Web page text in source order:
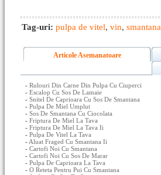
Tag-uri: pulpa de vitel, vin, smantana
Articole Asemanatoare
- Rulouri Din Carne Din Pulpa Cu Ciuperci
- Escalop Cu Sos De Lamaie
- Snitel De Caprioara Cu Sos De Smantana
- Pulpa De Miel Umplut
- Sos De Smantana Cu Ciocolata
- Friptura De Miel La Tava
- Friptura De Miel La Tava Ii
- Pulpa De Vitel La Tava
- Aluat Fraged Cu Smantana Ii
- Cartofi Noi Cu Smantana
- Cartofi Noi Cu Sos De Marar
- Pulpa De Caprioara La Tava
- O Reteta Pentru Pui Cu Smantana